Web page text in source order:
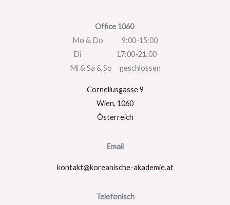
Office 1060
Mo & Do 9:00-15:00
Di 17:00-21:00
Mi & Sa & So geschlossen
Corneliusgasse 9
Wien, 1060
Österreich
Email
kontakt@koreanische-akademie.at
Telefonisch